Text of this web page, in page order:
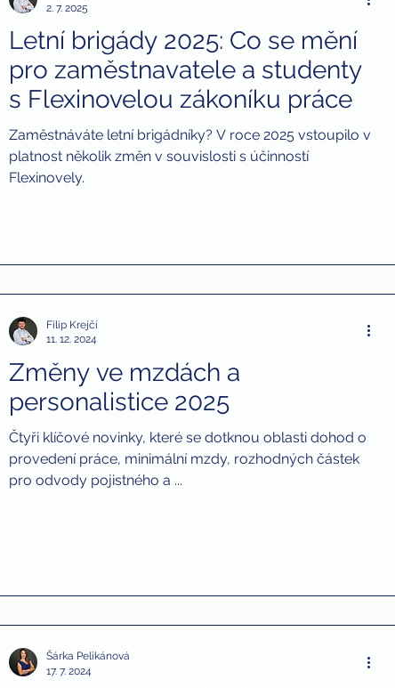
finanční poradenství finanční gramotnost
Letní brigády 2025: Co se mění
pro zaměstnavatele a studenty
s Flexinovelou zákoníku práce
Zaměstnáváte letní brigádníky? V roce 2025 vstoupilo v
platnost několik změn v souvislosti s účinností
Flexinovely.
2. 7. 2025
Změny ve mzdách a
personalistice 2025
Čtyři klíčové novinky, které se dotknou oblasti dohod o
provedení práce, minimální mzdy, rozhodných částek
pro odvody pojistného a ...
Filip Krejčí
11. 12. 2024
Šárka Pelikánová
17. 7. 2024